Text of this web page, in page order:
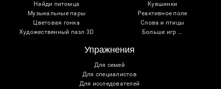
Найди питомца
Музыкальные пары
Цветовая гонка
Художественный пазл 3D
Кувшинки
Реактивное поле
Слова и птицы
Больше игр ...
Упражнения
Для семей
Для специалистов
Для исследователей